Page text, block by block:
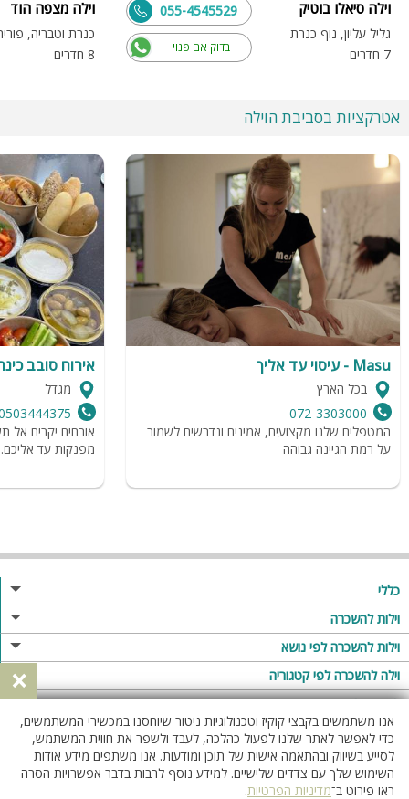
וילה סיאלו בוטיק
גליל עליון, נוף כנרת
7 חדרים
בדוק אם פנוי
055-4545529 וילה מצפה הוד
8 חדרים
אטרקציות בסביבת הוילה
Masu - עיסוי עד אליך
בכל הארץ
072-3303000
המטפלים שלנו מקצועים, אמינים ונדרשים לשמור
על רמת הגיינה גבוהה
אירוח סובב
מגדל
אורחים יקרים אל
מפנקות עד
כללי
מגזין
פרסום באתר
תקנון
מדיניות פרטיות
וילות להשכרה
וילות בצפון
וילות במרכז
וילות בדרום
וילות באילת
וילות בשרון
וילות באזור החרמון
וילות להשכרה לפי נושא
וילה לזוגות
וילות למשפחות
וילות לציבור הדתי
אירוח דרוזי
וילות למסיבות
וילה להשכרה לפי קטגוריה
וילות עם בריכה
וילה עם בריכה מחוממת
וילה עם בריכה מחוממת מקורה
וילות עם סאונה
לופטים להשכרה
לופט
לופטים בצפון
לופטים בדרום
×
אנו משתמשים בקבצי קוקיז וטכנולוגיות ניטור שיוחסנו במכשירי המשתמשים,
כדי לאפשר לאתר שלנו לפעול כהלכה, לעבד ולשפר את חווית המשתמש,
לסייע בשיווק ובהתאמה אישית של תוכן ומודעות. אנו משתפים מידע אודות
השימוש שלך עם צדדים שלישיים. למידע נוסף לרבות בדבר אפשרויות הסרה
ראו פירוט ב־מדיניות הפרטיות.